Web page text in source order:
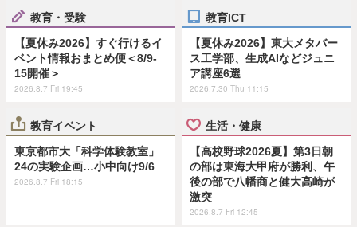
教育・受験
【夏休み2026】すぐ行けるイ
ベント情報おまとめ便＜8/9-
15開催＞
2026.8.7 Fri 19:45
教育ICT
【夏休み2026】東大メタバー
ス工学部、生成AIなどジュニ
ア講座6選
2026.7.30 Thu 11:15
教育イベント
東京都市大「科学体験教室」
24の実験企画…小中向け9/6
2026.8.7 Fri 18:15
生活・健康
【高校野球2026夏】第3日朝
の部は東海大甲府が勝利、午
後の部で八幡商と健大高崎が
激突
2026.8.7 Fri 12:45